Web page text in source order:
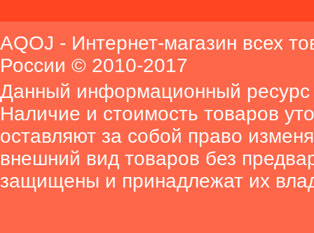
AQOJ - Интернет-магазин всех
России © 2010-2017
Данный информационный ресурс
Наличие и стоимость товаров
оставляют за собой право
внешний вид товаров без
защищены и принадлежат их